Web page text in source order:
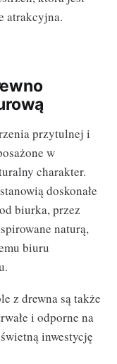
atrakcyjna.
przytulnej i
w
charakter.
doskonałe
biurka, przez
naturą,
biuru
z drewna są także
i odporne na
inwestycję